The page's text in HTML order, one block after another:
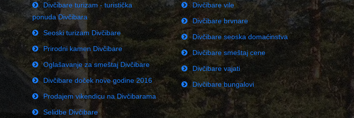
Divčibare turizam - turistička
ponuda Divčibara
Seoski turizam Divčibare
Prirodni kamen Divčibare
Oglašavanje za smeštaj Divčibare
Divčibare doček nove godine 2016
Prodajem vikendicu na Divčibarama
Selidbe Divčibare
Divčibare vile
Divčibare brvnare
Divčibare seoska domaćinstva
Divčibare smeštaj cene
Divčibare vajati
Divčibare bungalovi